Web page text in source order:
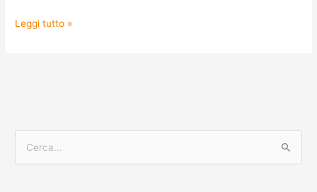
Leggi tutto »